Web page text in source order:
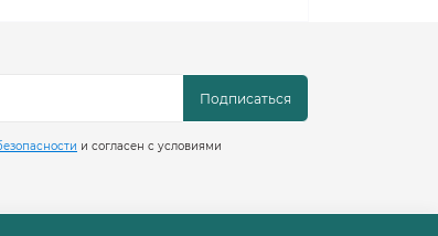
Подписаться
и согласен с условиями